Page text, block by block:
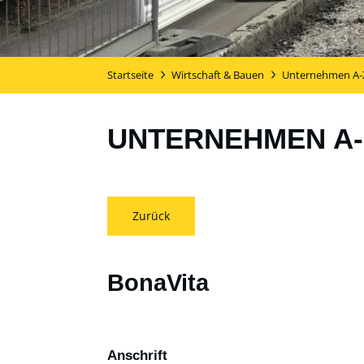
Startseite Wirtschaft & Bauen Unternehmen A-
UNTERNEHMEN
Zurück
BonaVita
Anschrift